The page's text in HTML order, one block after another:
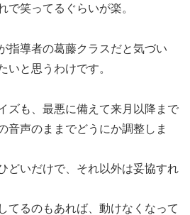
で笑ってるぐらいが楽。
指導者の葛藤クラスだと気づい
いと思うわけです。
ズも、最悪に備えて来月以降まで
音声のままでどうにか調整しま
どいだけで、それ以外は妥協すれ
てるのもあれば、動けなくなって